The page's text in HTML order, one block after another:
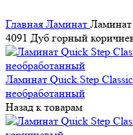
Главная Ламинат
4091 Дуб горный
Ламинат Quick Step
необработанный
Назад к товарам